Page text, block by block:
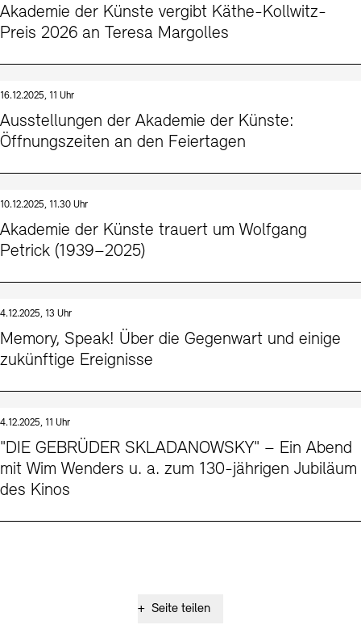
Akademie der Künste vergibt Käthe-Kollwitz-
Preis 2026 an Teresa Margolles
16.12.2025, 11 Uhr
Ausstellungen der Akademie der Künste:
Öffnungszeiten an den Feiertagen
10.12.2025, 11.30 Uhr
Akademie der Künste trauert um Wolfgang
Petrick (1939–2025)
4.12.2025, 13 Uhr
Memory, Speak! Über die Gegenwart und einige
zukünftige Ereignisse
4.12.2025, 11 Uhr
"DIE GEBRÜDER SKLADANOWSKY" – Ein Abend
mit Wim Wenders u. a. zum 130-jährigen Jubiläum
des Kinos
+ Seite teilen